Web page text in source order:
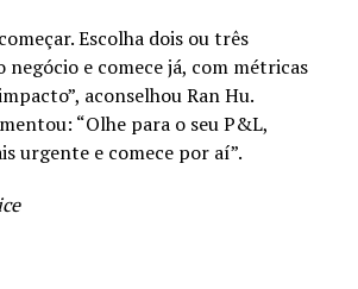
Escolha dois ou três
negócio e comece já, com métricas
aconselhou Ran Hu.
“Olhe para o seu P&L,
urgente e comece por aí”.